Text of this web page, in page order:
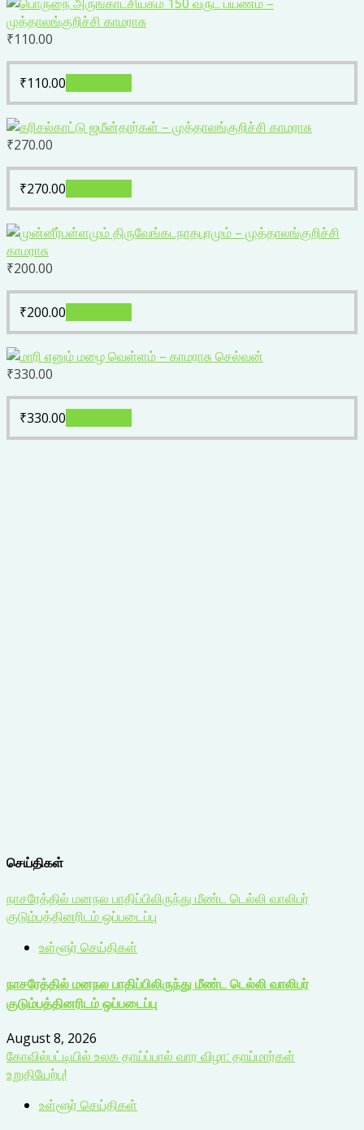
₹110.00
₹110.00
₹270.00
₹270.00
₹200.00
₹200.00
₹330.00
₹330.00
செய்திகள்
நாசரேத்தில் மனநல பாதிப்பிலிருந்து மீண்ட டெல்லி வாலிபர்
குடும்பத்தினரிடம் ஒப்படைப்பு
உள்ளூர் செய்திகள்
நாசரேத்தில் மனநல பாதிப்பிலிருந்து மீண்ட டெல்லி வாலிபர்
குடும்பத்தினரிடம் ஒப்படைப்பு
August 8, 2026
கோவில்பட்டியில் உலக தாய்ப்பால் வார விழா: தாய்மார்கள்
உறுதியேற்பு!
உள்ளூர் செய்திகள்